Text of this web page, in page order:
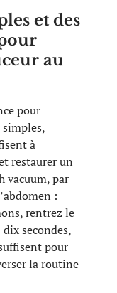
et des
au
pour
simples,
à
restaurer un
vacuum, par
:
rentrez le
secondes,
pour
la routine